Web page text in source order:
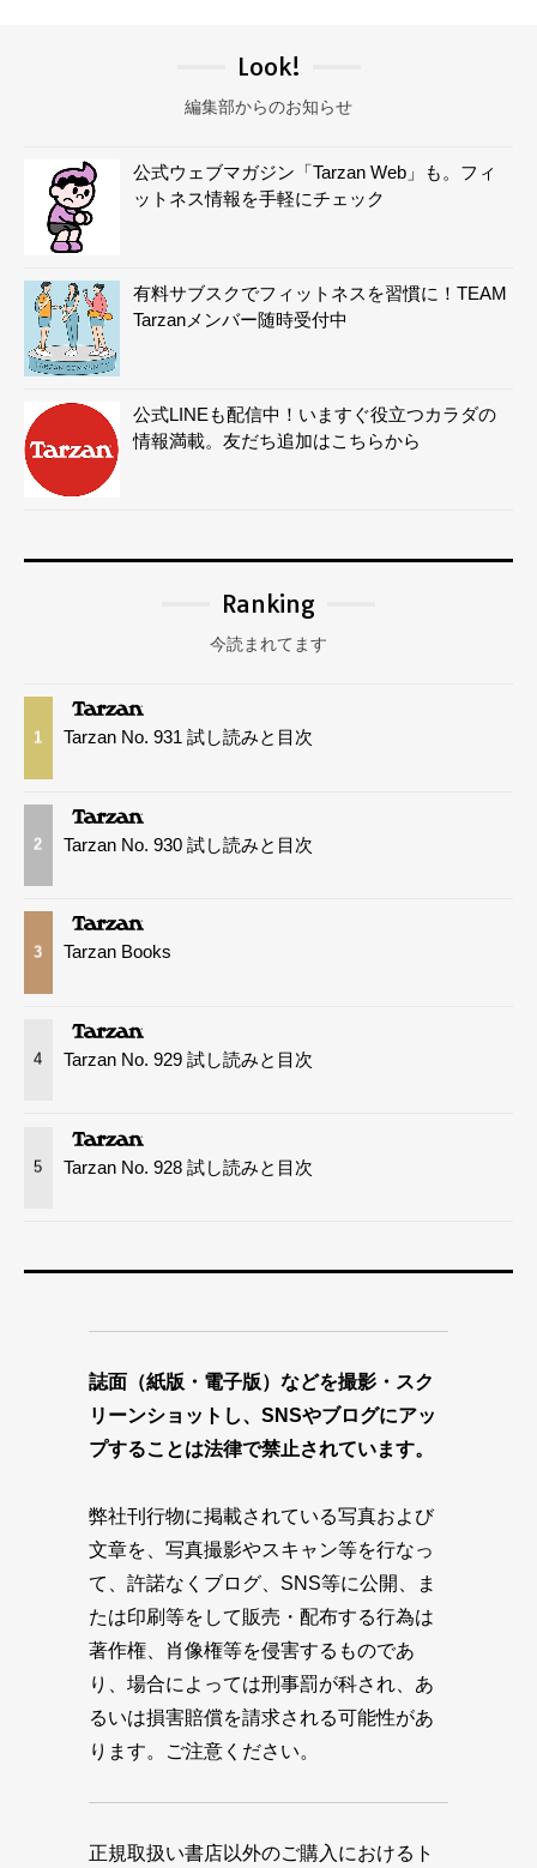
Look!
編集部からのお知らせ
公式ウェブマガジン「Tarzan Web」も。フィ
ットネス情報を手軽にチェック
有料サブスクでフィットネスを習慣に！TEAM
Tarzanメンバー随時受付中
公式LINEも配信中！いますぐ役立つカラダの
情報満載。友だち追加はこちらから
Ranking
今読まれてます
1 Tarzan No. 931 試し読みと目次
2 Tarzan No. 930 試し読みと目次
3 Tarzan Books
4 Tarzan No. 929 試し読みと目次
5 Tarzan No. 928 試し読みと目次
誌面（紙版・電子版）などを撮影・スク
リーンショットし、SNSやブログにアッ
プすることは法律で禁止されています。
弊社刊行物に掲載されている写真および
文章を、写真撮影やスキャン等を行なっ
て、許諾なくブログ、SNS等に公開、ま
たは印刷等をして販売・配布する行為は
著作権、肖像権等を侵害するものであ
り、場合によっては刑事罰が科され、あ
るいは損害賠償を請求される可能性があ
ります。ご注意ください。
正規取扱い書店以外のご購入におけるト